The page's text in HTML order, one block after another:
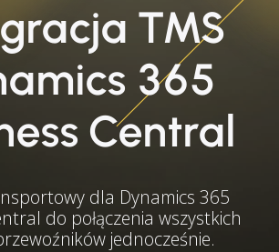
TMS
365
Central
dla Dynamics 365
do połączenia wszystkich
jednocześnie.